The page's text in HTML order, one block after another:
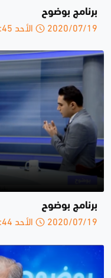
برنامج بوضوح
2020/07/19 الأحد 23:45 م
برنامج بوضوح
2020/07/19 الأحد 23:44 م